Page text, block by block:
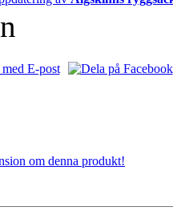
om denna produkt!